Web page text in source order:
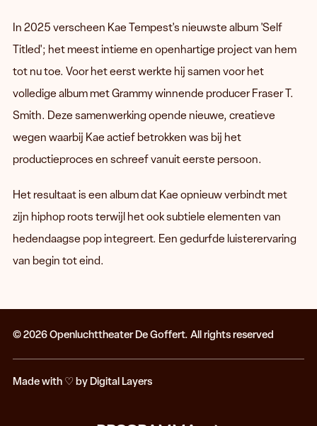
In 2025 verscheen Kae Tempest's nieuwste album 'Self
Titled'; het meest intieme en openhartige project van hem
tot nu toe. Voor het eerst werkte hij samen voor het
volledige album met Grammy winnende producer Fraser T.
Smith. Deze samenwerking opende nieuwe, creatieve
wegen waarbij Kae actief betrokken was bij het
productieproces en schreef vanuit eerste persoon.
Het resultaat is een album dat Kae opnieuw verbindt met
zijn hiphop roots terwijl het ook subtiele elementen van
hedendaagse pop integreert. Een gedurfde luisterervaring
van begin tot eind.
© 2026 Openluchttheater De Goffert. All rights reserved
Made with ♡ by Digital Layers